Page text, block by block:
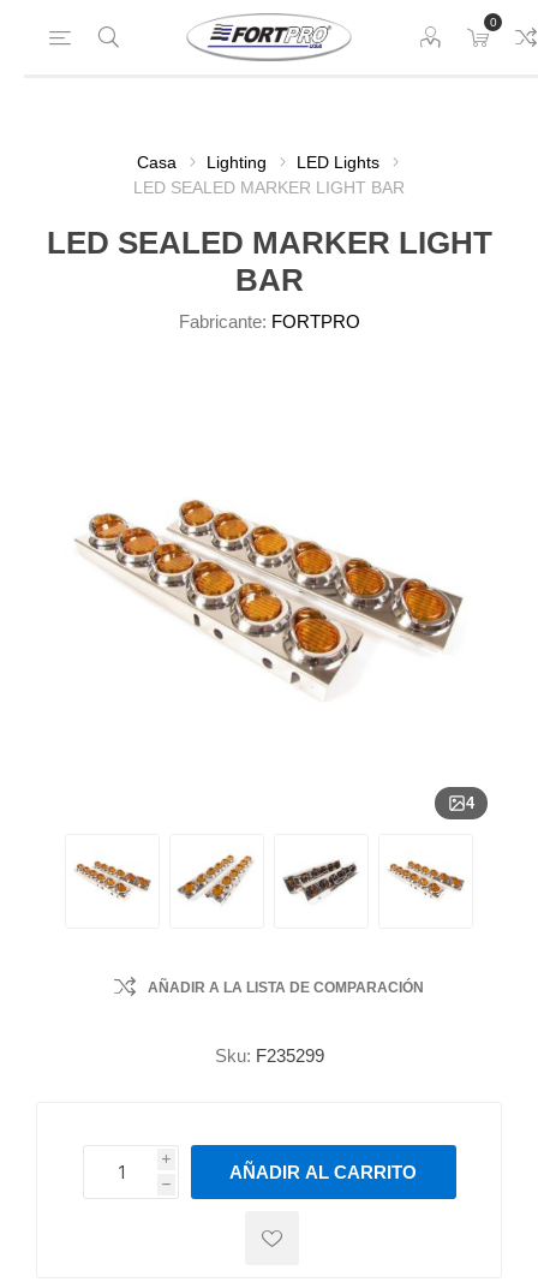
0
Casa Lighting
LED Lights
LED SEALED MARKER LIGHT BAR
LED SEALED MARKER LIGHT
BAR
Fabricante: FORTPRO
4
AÑADIR A LA LISTA DE COMPARACIÓN
Sku: F235299
i
h
h
AÑADIR AL CARRITO